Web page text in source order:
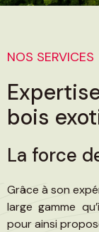
NOS SERVICES
bois
La force
Grâce à son
large gamme
pour ainsi